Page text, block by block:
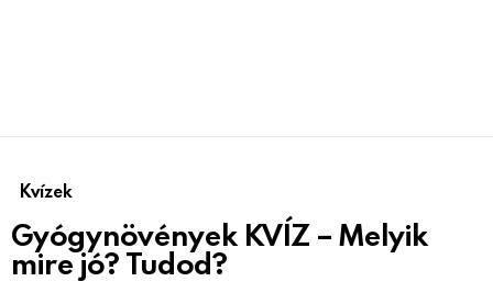
Kvízek
Gyógynövények KVÍZ – Melyik
mire jó? Tudod?